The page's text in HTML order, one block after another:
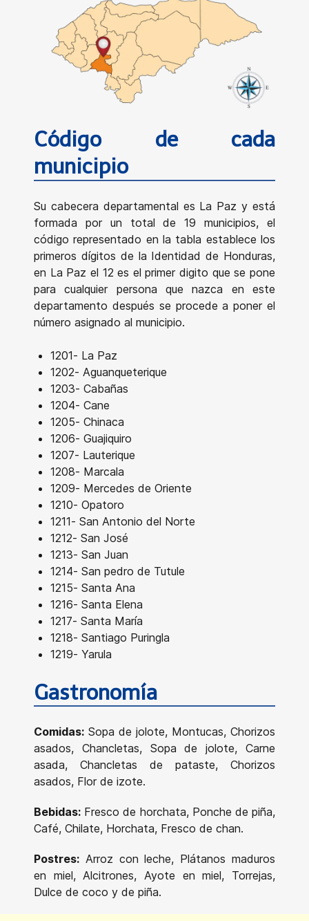
Código de cada
municipio
Su cabecera departamental es La Paz y está
formada por un total de 19 municipios, el
código representado en la tabla establece los
primeros dígitos de la Identidad de Honduras,
en La Paz el 12 es el primer digito que se pone
para cualquier persona que nazca en este
departamento después se procede a poner el
número asignado al municipio.
1201- La Paz
1202- Aguanqueterique
1203- Cabañas
1204- Cane
1205- Chinaca
1206- Guajiquiro
1207- Lauterique
1208- Marcala
1209- Mercedes de Oriente
1210- Opatoro
1211- San Antonio del Norte
1212- San José
1213- San Juan
1214- San pedro de Tutule
1215- Santa Ana
1216- Santa Elena
1217- Santa María
1218- Santiago Puringla
1219- Yarula
Gastronomía
Comidas: Sopa de jolote, Montucas, Chorizos
asados, Chancletas, Sopa de jolote, Carne
asada, Chancletas de pataste, Chorizos
asados, Flor de izote.
Bebidas: Fresco de horchata, Ponche de piña,
Café, Chilate, Horchata, Fresco de chan.
Postres: Arroz con leche, Plátanos maduros
en miel, Alcitrones, Ayote en miel, Torrejas,
Dulce de coco y de piña.